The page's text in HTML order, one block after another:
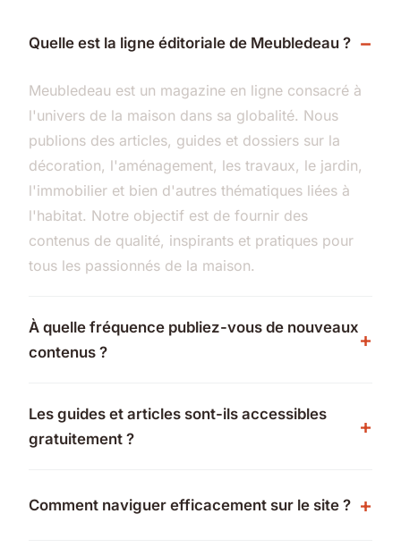
Quelle est la ligne éditoriale de Meubledeau ?
Meubledeau est un magazine en ligne consacré à
l'univers de la maison dans sa globalité. Nous
publions des articles, guides et dossiers sur la
décoration, l'aménagement, les travaux, le jardin,
l'immobilier et bien d'autres thématiques liées à
l'habitat. Notre objectif est de fournir des
contenus de qualité, inspirants et pratiques pour
tous les passionnés de la maison.
À quelle fréquence publiez-vous de nouveaux
contenus ?
Les guides et articles sont-ils accessibles
gratuitement ?
Comment naviguer efficacement sur le site ?